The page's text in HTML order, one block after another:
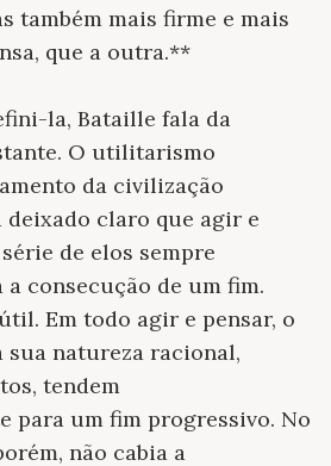
também mais firme e mais
que a outra.**
la, Bataille fala da
O utilitarismo
da civilização
claro que agir e
de elos sempre
consecução de um fim.
Em todo agir e pensar, o
sua natureza racional,
tendem
para um fim progressivo. No
não cabia a